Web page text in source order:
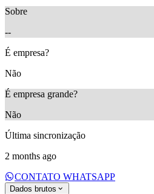
Sobre
--
É empresa?
Não
É empresa grande?
Não
Última sincronização
2 months ago
CONTATO WHATSAPP
Dados brutos